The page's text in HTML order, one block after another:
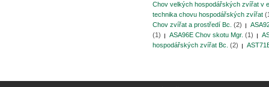
Chov velkých hospodářských zvířat v
technika chovu hospodářských zvířat
Chov zvířat a prostředí Bc. (2)
(1)
ASA96E Chov skotu Mgr. (1)
hospodářských zvířat Bc. (2)